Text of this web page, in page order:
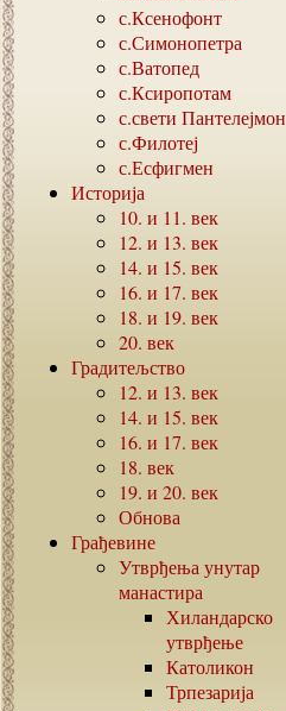
с.Ксенофонт
с.Симонопетра
с.Ватопед
с.Ксиропотам
с.свети Пантелејмон
с.Филотеј
с.Есфигмен
Историја
10. и 11. век
12. и 13. век
14. и 15. век
16. и 17. век
18. и 19. век
20. век
Градитељство
12. и 13. век
14. и 15. век
16. и 17. век
18. век
19. и 20. век
Обнова
Грађевине
Утврђења унутар
манастира
Хиландарско
утврђење
Католикон
Трпезарија